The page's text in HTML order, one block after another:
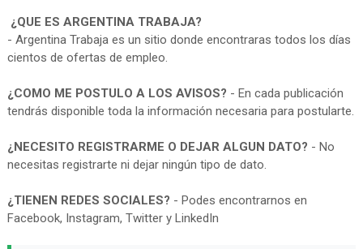
¿QUE ES ARGENTINA TRABAJA?
- Argentina Trabaja es un sitio donde encontraras todos los días
cientos de ofertas de empleo.
¿COMO ME POSTULO A LOS AVISOS? - En cada publicación
tendrás disponible toda la información necesaria para postularte.
¿NECESITO REGISTRARME O DEJAR ALGUN DATO? - No
necesitas registrarte ni dejar ningún tipo de dato.
¿TIENEN REDES SOCIALES? - Podes encontrarnos en
Facebook, Instagram, Twitter y LinkedIn